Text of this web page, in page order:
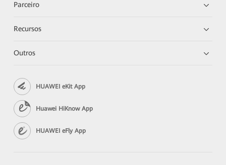
Parceiro
Recursos
Outros
HUAWEI eKit App
Huawei HiKnow App
HUAWEI eFly App